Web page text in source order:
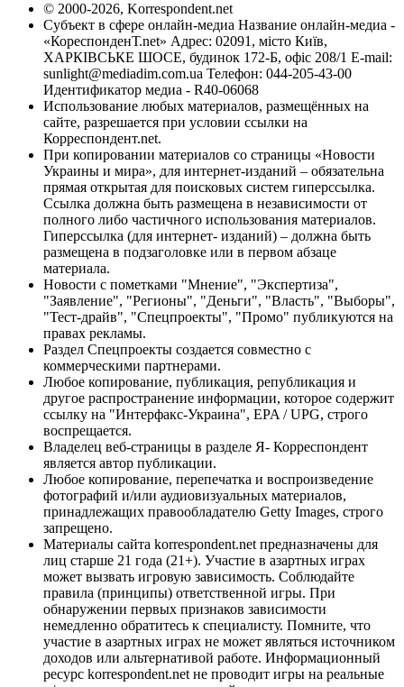
© 2000-2026, Korrespondent.net
Субъект в сфере онлайн-медиа Название онлайн-медиа -
«КореспонденТ.net» Адрес: 02091, місто Київ,
ХАРКІВСЬКЕ ШОСЕ, будинок 172-Б, офіс 208/1 E-mail:
sunlight@mediadim.com.ua Телефон: 044-205-43-00
Идентификатор медиа - R40-06068
Использование любых материалов, размещённых на
сайте, разрешается при условии ссылки на
Корреспондент.net.
При копировании материалов со страницы «Новости
Украины и мира», для интернет-изданий – обязательна
прямая открытая для поисковых систем гиперссылка.
Ссылка должна быть размещена в независимости от
полного либо частичного использования материалов.
Гиперссылка (для интернет- изданий) – должна быть
размещена в подзаголовке или в первом абзаце
материала.
Новости с пометками "Мнение", "Экспертиза",
"Заявление", "Регионы", "Деньги", "Власть", "Выборы",
"Тест-драйв", "Спецпроекты", "Промо" публикуются на
правах рекламы.
Раздел Спецпроекты создается совместно с
коммерческими партнерами.
Любое копирование, публикация, републикация и
другое распространение информации, которое содержит
ссылку на "Интерфакс-Украина", EPA / UPG, строго
воспрещается.
Владелец веб-страницы в разделе Я- Корреспондент
является автор публикации.
Любое копирование, перепечатка и воспроизведение
фотографий и/или аудиовизуальных материалов,
принадлежащих правообладателю Getty Images, строго
запрещено.
Материалы сайта korrespondent.net предназначены для
лиц старше 21 года (21+). Участие в азартных играх
может вызвать игровую зависимость. Соблюдайте
правила (принципы) ответственной игры. При
обнаружении первых признаков зависимости
немедленно обратитесь к специалисту. Помните, что
участие в азартных играх не может являться источником
доходов или альтернативой работе. Информационный
ресурс korrespondent.net не проводит игры на реальные